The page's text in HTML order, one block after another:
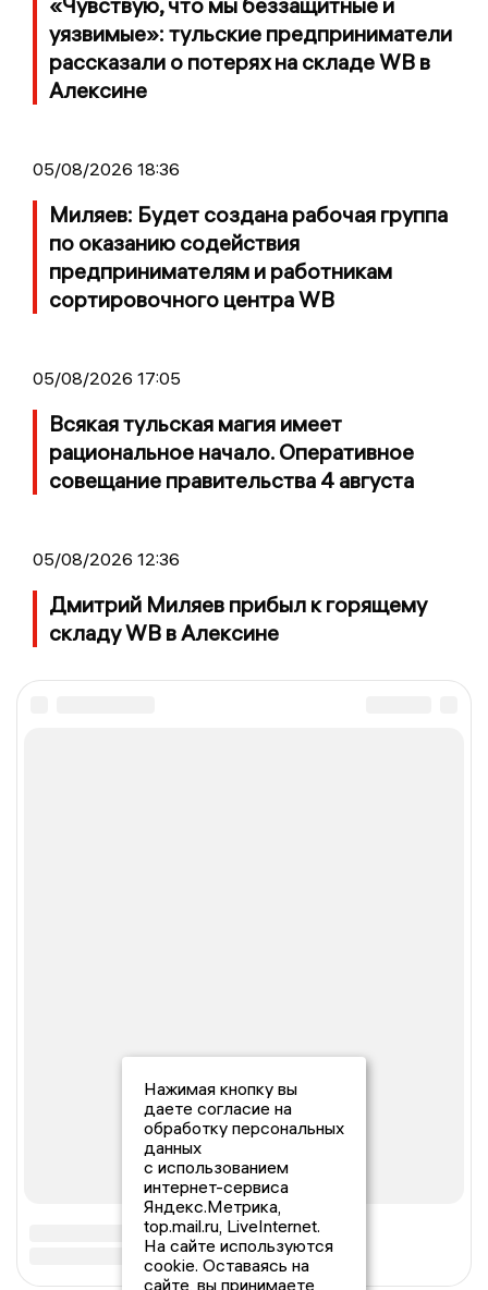
уязвимые»: тульские предприниматели
рассказали о потерях на складе WB в
Алексине
05/08/2026 18:36
Миляев: Будет создана рабочая группа
по оказанию содействия
предпринимателям и работникам
сортировочного центра WB
05/08/2026 17:05
Всякая тульская магия имеет
рациональное начало. Оперативное
совещание правительства 4 августа
05/08/2026 12:36
Дмитрий Миляев прибыл к горящему
складу WB в Алексине
Нажимая кнопку вы
даете согласие на
обработку персональных
данных
с использованием
интернет-сервиса
Яндекс.Метрика,
top.mail.ru, LiveInternet.
На сайте используются
cookie. Оставаясь на
сайте, вы принимаете